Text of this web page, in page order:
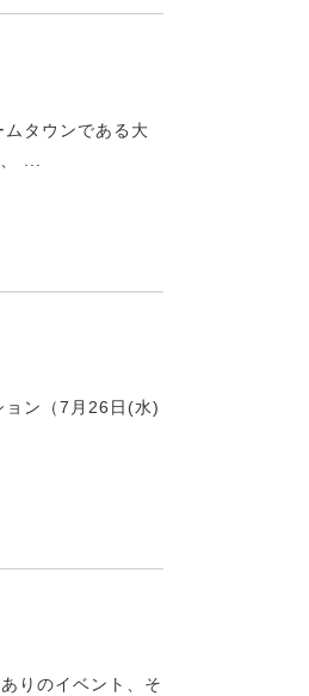
タウンである大
...
ョン（7月26日(水)
りのイベント、そ